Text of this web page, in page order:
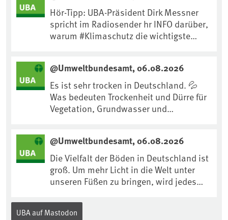
Hör-Tipp: UBA-Präsident Dirk Messner
spricht im Radiosender hr INFO darüber,
warum #Klimaschutz die wichtigste
https://www.ardsounds.de/episode/urn
:ard:episode:0e7cf1c4b819c26d/
@Umweltbundesamt, 06.08.2026
Es ist sehr trocken in Deutschland. 💦
Was bedeuten Trockenheit und Dürre für
Vegetation, Grundwasser und
anpassen?🤔Antworten auf diese und
weitere Fragen auf unserer Webseite:
www.uba.de/trockenheit #Trockenheit
#Klimawandel
@Umweltbundesamt, 06.08.2026
Die Vielfalt der Böden in Deutschland ist
groß. Um mehr Licht in die Welt unter
unseren Füßen zu bringen, wird jedes
Internationalen Tag des Bodens, der
„Boden des Jahres“ vorgestellt. Das UBA
UBA auf Mastodon